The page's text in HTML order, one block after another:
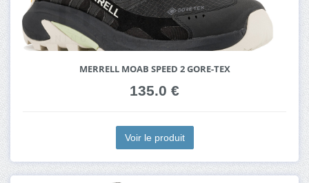
MERRELL MOAB SPEED 2 GORE-TEX
135.0 €
Voir le produit